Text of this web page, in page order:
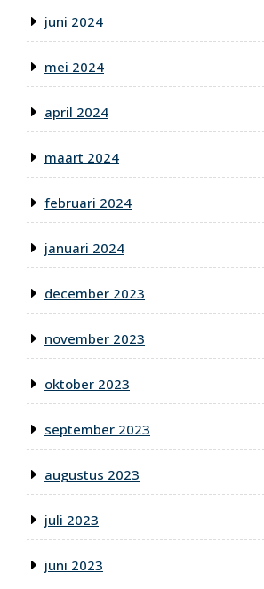
juni 2024
mei 2024
april 2024
maart 2024
februari 2024
januari 2024
december 2023
november 2023
oktober 2023
september 2023
augustus 2023
juli 2023
juni 2023